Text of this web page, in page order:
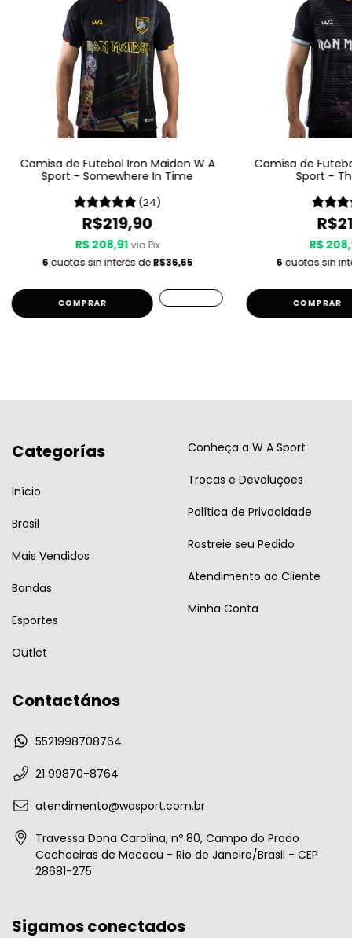
Camisa de Futebol Iron Maiden W A
Sport - Somewhere In Time
(24)
R$219,90
R$ 208,91 via Pix
6 cuotas sin interés deR$36,65
COMPRAR
Camisa de
Sport -
R$
6 cuotas sin
COMPRAR
Categorías
Início
Brasil
Mais Vendidos
Bandas
Esportes
Outlet
Conheça a W A Sport
Trocas e Devoluções
Política de Privacidade
Rastreie seu Pedido
Atendimento ao Cliente
Minha Conta
Contactános
5521998708764
21 99870-8764
atendimento@wasport.com.br
Travessa Dona Carolina, nº 80, Campo do Prado
Cachoeiras de Macacu - Rio de Janeiro/Brasil - CEP
28681-275
Sigamos conectados